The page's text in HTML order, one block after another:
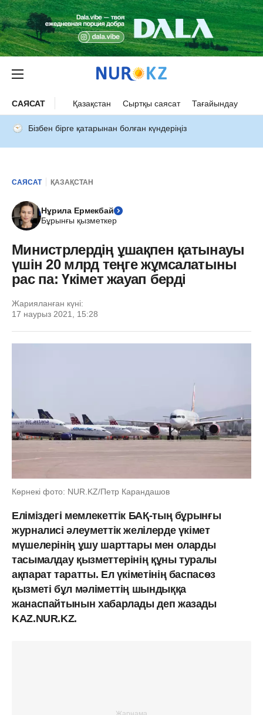
САЯСАТ Қазақстан Сыртқы саясат Тағайындау
Бізбен бірге қатарынан болған күндеріңіз
САЯСАТ ҚАЗАҚСТАН
Нұрила Ермекбай
Бұрынғы қызметкер
Министрлердің ұшақпен қатынауы
үшін 20 млрд теңге жұмсалатыны
рас па: Үкімет жауап берді
Жарияланған күні:
17 наурыз 2021, 15:28
Көрнекі фото: NUR.KZ/Петр Карандашов
Еліміздегі мемлекеттік БАҚ-тың бұрынғы
журналисі әлеуметтік желілерде үкімет
мүшелерінің ұшу шарттары мен оларды
тасымалдау қызметтерінің құны туралы
ақпарат таратты. Ел үкіметінің баспасөз
қызметі бұл мәліметтің шындыққа
жанаспайтынын хабарлады деп жазады
KAZ.NUR.KZ.